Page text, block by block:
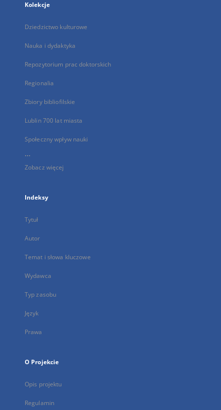
Kolekcje
Dziedzictwo kulturowe
Nauka i dydaktyka
Repozytorium prac doktorskich
Regionalia
Zbiory bibliofilskie
Lublin 700 lat miasta
Społeczny wpływ nauki
...
Zobacz więcej
Indeksy
Tytuł
Autor
Temat i słowa kluczowe
Wydawca
Typ zasobu
Język
Prawa
O Projekcie
Opis projektu
Regulamin